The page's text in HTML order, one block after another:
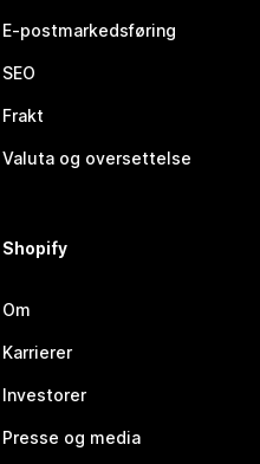
E-postmarkedsføring
SEO
Frakt
Valuta og oversettelse
Shopify
Om
Karrierer
Investorer
Presse og media